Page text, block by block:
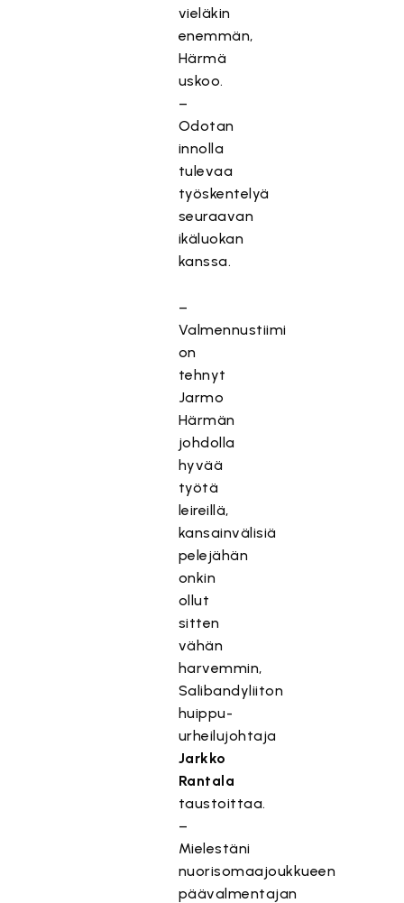
vieläkin
enemmän,
Härmä
uskoo.
–
Odotan
innolla
tulevaa
työskentelyä
seuraavan
ikäluokan
kanssa.
–
Valmennustiimi
on
tehnyt
Jarmo
Härmän
johdolla
hyvää
työtä
leireillä,
kansainvälisiä
pelejähän
onkin
ollut
sitten
vähän
harvemmin,
Salibandyliiton
huippu-
urheilujohtaja
Jarkko
Rantala
taustoittaa.
–
Mielestäni
nuorisomaajoukkueen
päävalmentajan